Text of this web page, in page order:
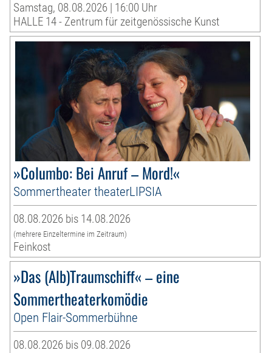
Samstag, 08.08.2026 | 16:00 Uhr
HALLE 14 - Zentrum für zeitgenössische Kunst
»Columbo: Bei Anruf – Mord!«
Sommertheater theaterLIPSIA
08.08.2026 bis 14.08.2026
(mehrere Einzeltermine im Zeitraum)
Feinkost
»Das (Alb)Traumschiff« – eine
Sommertheaterkomödie
Open Flair-Sommerbühne
08.08.2026 bis 09.08.2026